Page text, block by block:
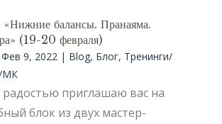
«Нижние балансы. Пранаяма.
(19-20 февраля)
Фев 9, 2022| Blog, Блог, Тренинги/
МК
радостью приглашаю вас на
блок из двух мастер-